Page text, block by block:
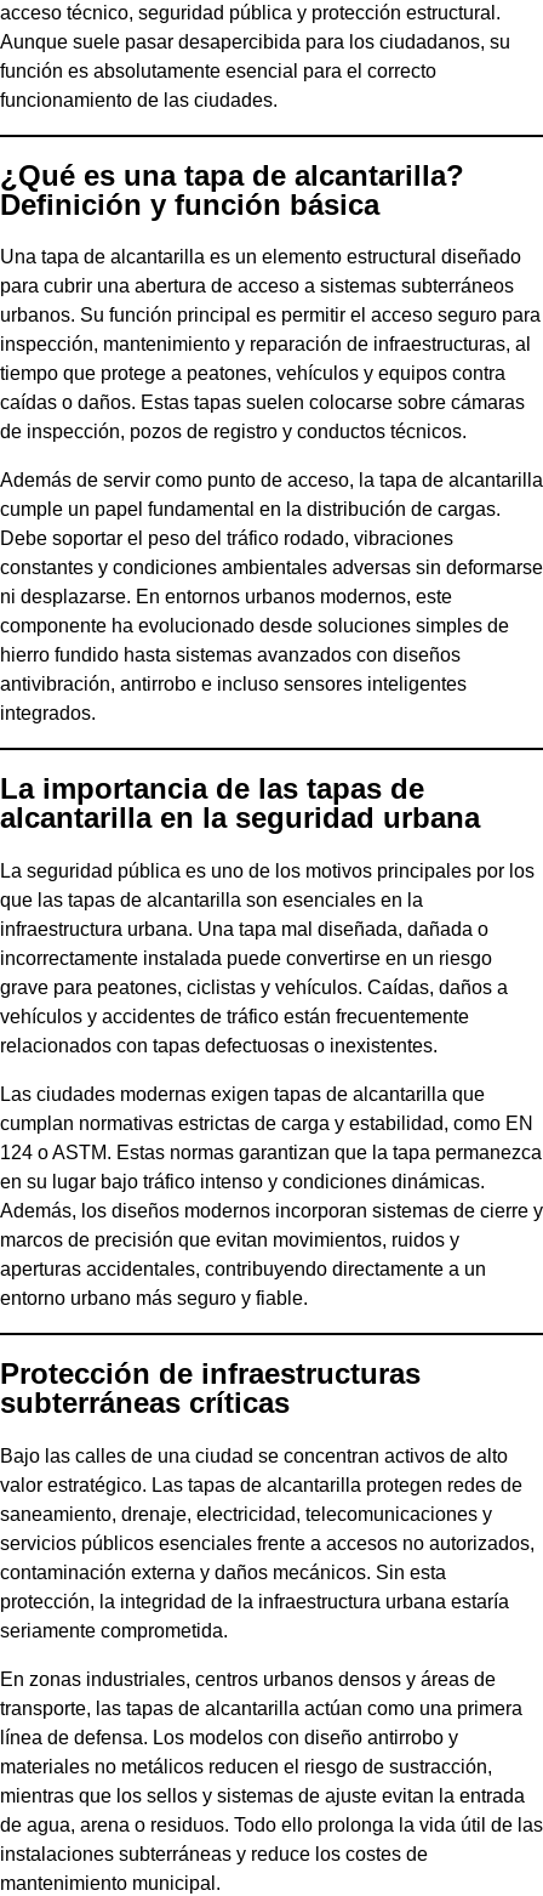
acceso técnico, seguridad pública y protección estructural.
Aunque suele pasar desapercibida para los ciudadanos, su
función es absolutamente esencial para el correcto
funcionamiento de las ciudades.
¿Qué es una tapa de alcantarilla?
Definición y función básica
Una tapa de alcantarilla es un elemento estructural diseñado
para cubrir una abertura de acceso a sistemas subterráneos
urbanos. Su función principal es permitir el acceso seguro para
inspección, mantenimiento y reparación de infraestructuras, al
tiempo que protege a peatones, vehículos y equipos contra
caídas o daños. Estas tapas suelen colocarse sobre cámaras
de inspección, pozos de registro y conductos técnicos.
Además de servir como punto de acceso, la tapa de alcantarilla
cumple un papel fundamental en la distribución de cargas.
Debe soportar el peso del tráfico rodado, vibraciones
constantes y condiciones ambientales adversas sin deformarse
ni desplazarse. En entornos urbanos modernos, este
componente ha evolucionado desde soluciones simples de
hierro fundido hasta sistemas avanzados con diseños
antivibración, antirrobo e incluso sensores inteligentes
integrados.
La importancia de las tapas de
alcantarilla en la seguridad urbana
La seguridad pública es uno de los motivos principales por los
que las tapas de alcantarilla son esenciales en la
infraestructura urbana. Una tapa mal diseñada, dañada o
incorrectamente instalada puede convertirse en un riesgo
grave para peatones, ciclistas y vehículos. Caídas, daños a
vehículos y accidentes de tráfico están frecuentemente
relacionados con tapas defectuosas o inexistentes.
Las ciudades modernas exigen tapas de alcantarilla que
cumplan normativas estrictas de carga y estabilidad, como EN
124 o ASTM. Estas normas garantizan que la tapa permanezca
en su lugar bajo tráfico intenso y condiciones dinámicas.
Además, los diseños modernos incorporan sistemas de cierre y
marcos de precisión que evitan movimientos, ruidos y
aperturas accidentales, contribuyendo directamente a un
entorno urbano más seguro y fiable.
Protección de infraestructuras
subterráneas críticas
Bajo las calles de una ciudad se concentran activos de alto
valor estratégico. Las tapas de alcantarilla protegen redes de
saneamiento, drenaje, electricidad, telecomunicaciones y
servicios públicos esenciales frente a accesos no autorizados,
contaminación externa y daños mecánicos. Sin esta
protección, la integridad de la infraestructura urbana estaría
seriamente comprometida.
En zonas industriales, centros urbanos densos y áreas de
transporte, las tapas de alcantarilla actúan como una primera
línea de defensa. Los modelos con diseño antirrobo y
materiales no metálicos reducen el riesgo de sustracción,
mientras que los sellos y sistemas de ajuste evitan la entrada
de agua, arena o residuos. Todo ello prolonga la vida útil de las
instalaciones subterráneas y reduce los costes de
mantenimiento municipal.